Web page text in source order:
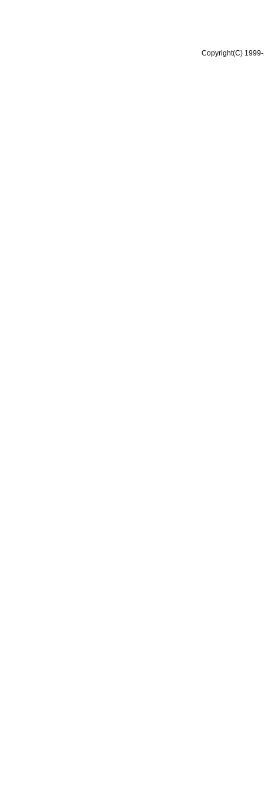
Copyright(C)